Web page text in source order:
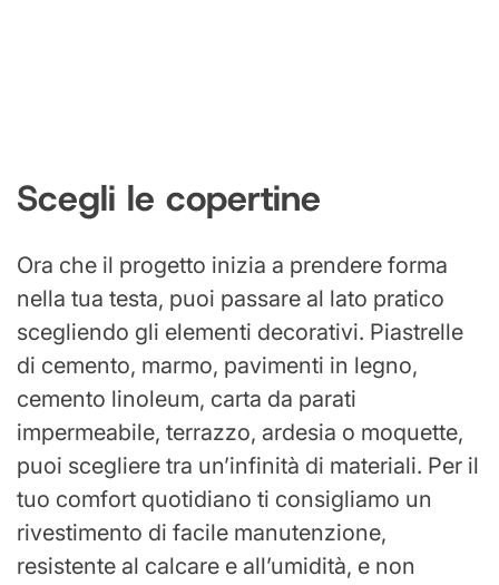
Scegli le copertine
Ora che il progetto inizia a prendere forma
nella tua testa, puoi passare al lato pratico
scegliendo gli elementi decorativi. Piastrelle
di cemento, marmo, pavimenti in legno,
cemento linoleum, carta da parati
impermeabile, terrazzo, ardesia o moquette,
puoi scegliere tra un’infinità di materiali. Per il
tuo comfort quotidiano ti consigliamo un
rivestimento di facile manutenzione,
resistente al calcare e all’umidità, e non